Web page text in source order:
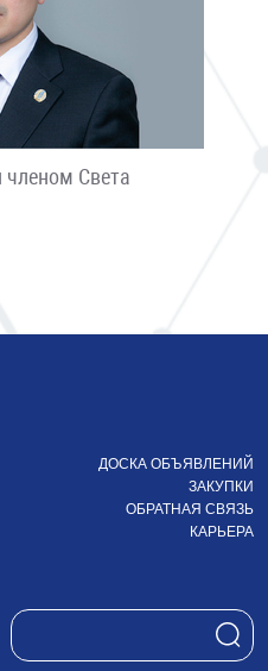
Света
ДОСКА ОБЪЯВЛЕНИЙ
ЗАКУПКИ
ОБРАТНАЯ СВЯЗЬ
КАРЬЕРА